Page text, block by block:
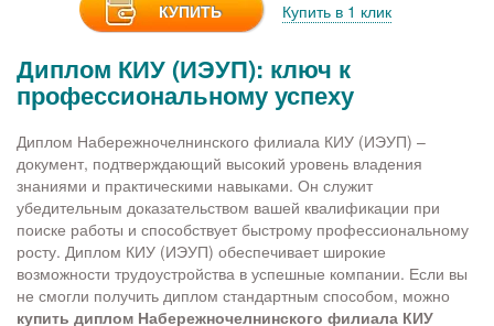
КУПИТЬ Купить в 1 клик
Диплом КИУ (ИЭУП): ключ к
профессиональному успеху
Диплом Набережночелнинского филиала КИУ (ИЭУП) –
документ, подтверждающий высокий уровень владения
знаниями и практическими навыками. Он служит
убедительным доказательством вашей квалификации при
поиске работы и способствует быстрому профессиональному
росту. Диплом КИУ (ИЭУП) обеспечивает широкие
возможности трудоустройства в успешные компании. Если вы
не смогли получить диплом стандартным способом, можно
купить диплом Набережночелнинского филиала КИУ